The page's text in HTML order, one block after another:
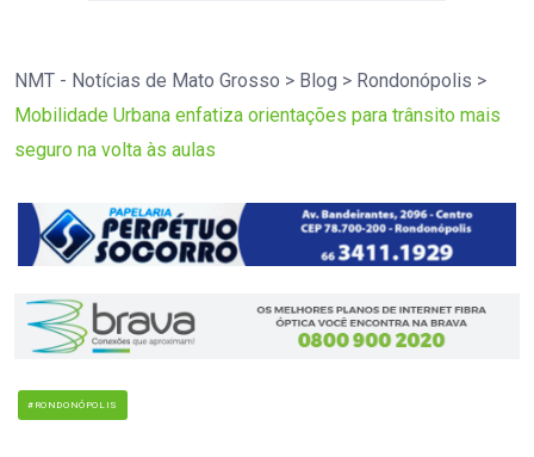
NMT - Notícias de Mato Grosso > Blog > Rondonópolis >
Mobilidade Urbana enfatiza orientações para trânsito mais
seguro na volta às aulas
#RONDONÓPOLIS